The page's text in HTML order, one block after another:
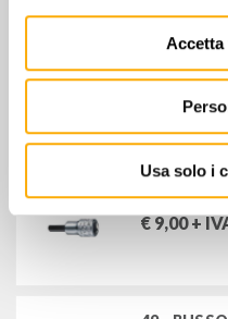
Usa solo i
46aSP -
12 - 3/8"
26,00+
49 -
€9,00+